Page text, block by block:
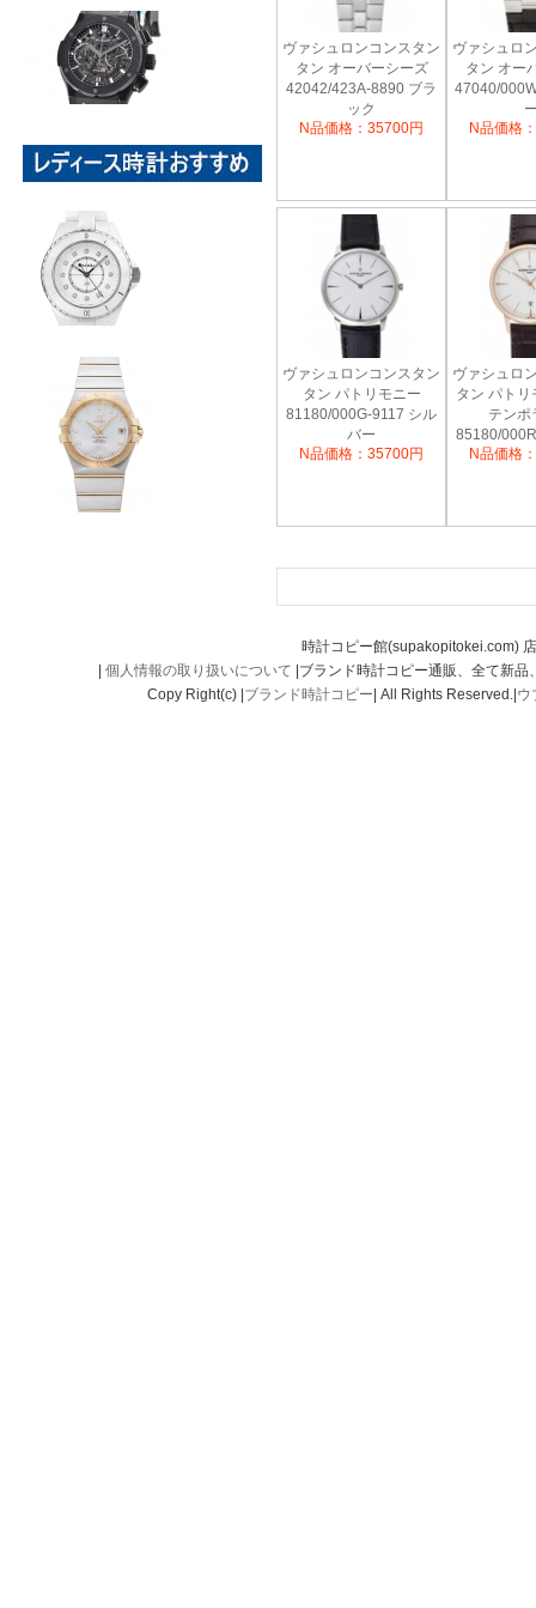
ヴァシュロンコンスタン
タン オーバーシーズ
42042/423A-8890 ブラ
ック
N品価格：35700円
ヴァシュロ
タン オー
47040/
N品価格
ヴァシュロンコンスタン
タン パトリモニー
81180/000G-9117 シル
バー
N品価格：35700円
ヴァシュロ
タン パトリ
テンポ
85180/
バ
N品価格
時計コピー館(supakopitokei.com)
個人情報の取り扱いについて |ブランド時計コピー通販、全て新
Copy Right(c) | ブランド時計コピー | All Rights Reserved.| ウ